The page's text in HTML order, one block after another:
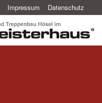
Impressum Datenschutz